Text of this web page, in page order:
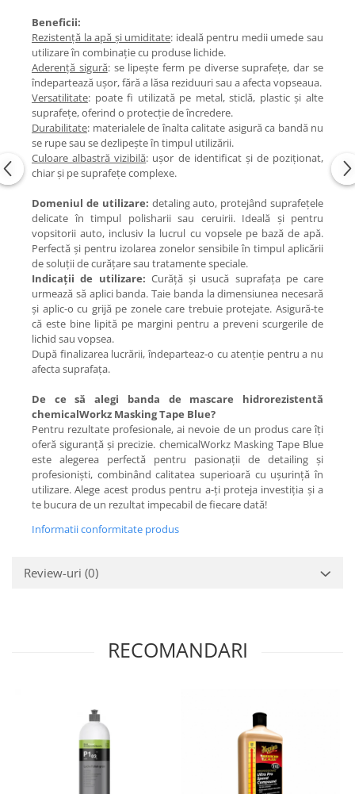
Beneficii:
Rezistență la apă și umiditate: ideală pentru medii umede sau
utilizare în combinație cu produse lichide.
Aderență sigură: se lipește ferm pe diverse suprafețe, dar se
îndepartează ușor, fără a lăsa reziduuri sau a afecta vopseaua.
Versatilitate: poate fi utilizată pe metal, sticlă, plastic și alte
suprafețe, oferind o protecție de încredere.
Durabilitate: materialele de înalta calitate asigură ca bandă nu
se rupe sau se dezlipește în timpul utilizării.
Culoare albastră vizibilă: ușor de identificat și de poziționat,
chiar și pe suprafețe complexe.
Domeniul de utilizare: detaling auto, protejând suprafețele
delicate în timpul polisharii sau ceruirii. Ideală și pentru
vopsitorii auto, inclusiv la lucrul cu vopsele pe bază de apă.
Perfectă și pentru izolarea zonelor sensibile în timpul aplicării
de soluții de curățare sau tratamente speciale.
Indicații de utilizare: Curăță și usucă suprafața pe care
urmează să aplici banda. Taie banda la dimensiunea necesară
și aplic-o cu grijă pe zonele care trebuie protejate. Asigură-te
că este bine lipită pe margini pentru a preveni scurgerile de
lichid sau vopsea.
După finalizarea lucrării, îndeparteaz-o cu atenție pentru a nu
afecta suprafața.
De ce să alegi banda de mascare hidrorezistentă
chemicalWorkz Masking Tape Blue?
Pentru rezultate profesionale, ai nevoie de un produs care îți
oferă siguranță și precizie. chemicalWorkz Masking Tape Blue
este alegerea perfectă pentru pasionații de detailing și
profesioniști, combinând calitatea superioară cu ușurință în
utilizare. Alege acest produs pentru a-ți proteja investiția și a
te bucura de un rezultat impecabil de fiecare dată!
Informatii conformitate produs
Review-uri (0)
RECOMANDARI